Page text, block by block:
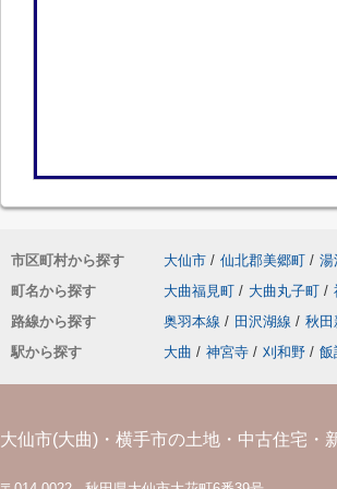
市区町村から探す 大仙市 / 仙北郡美郷町 / 湯
町名から探す
大曲福見町 / 大曲丸子町 /
路線から探す
奥羽本線 / 田沢湖線 / 秋田
駅から探す
大曲 / 神宮寺 / 刈和野 / 飯
大仙市(大曲)・横手市の土地・中古住宅・